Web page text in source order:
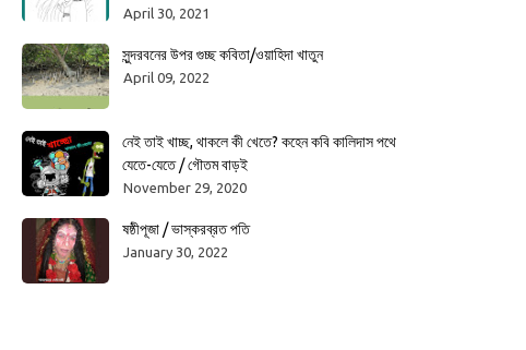
April 30, 2021
সুন্দরবনের উপর গুচ্ছ কবিতা/ওয়াহিদা খাতুন
April 09, 2022
নেই তাই খাচ্ছ, থাকলে কী খেতে? কহেন কবি কালিদাস পথে
যেতে-যেতে / গৌতম বাড়ই
November 29, 2020
ষষ্ঠীপূজা / ভাস্করব্রত পতি
January 30, 2022